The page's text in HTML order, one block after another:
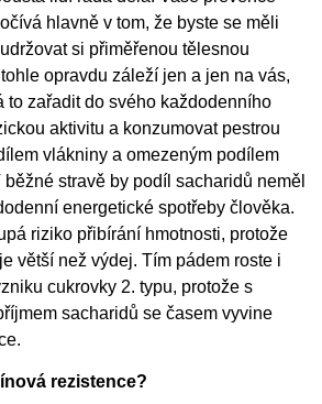
hlavně v tom, že byste se měli
si přiměřenou tělesnou
opravdu záleží jen a jen na vás,
to zařadit do svého každodenního
aktivitu a konzumovat pestrou
vlákniny a omezeným podílem
stravě by podíl sacharidů neměl
energetické spotřeby člověka.
riziko přibírání hmotnosti, protože
větší než výdej. Tím pádem roste i
cukrovky 2. typu, protože s
sacharidů se časem vyvine
rezistence?